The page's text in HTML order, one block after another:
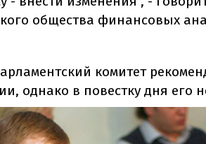
общества финансовых
комитет
однако в повестку дня его